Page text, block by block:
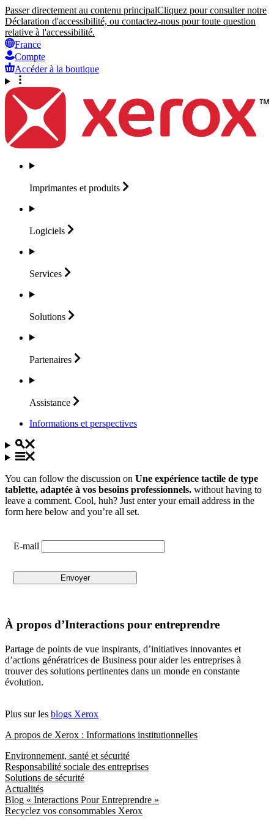
Passer directement au contenu principalCliquez pour consulter notre
Déclaration d'accessibilité, ou contactez-nous pour toute question
relative à l'accessibilité.
France
Compte
Accéder à la boutique
Imprimantes et produits
Logiciels
Services
Solutions
Partenaires
Assistance
Informations et perspectives
You can follow the discussion on Une expérience tactile de type
tablette, adaptée à vos besoins professionnels. without having to
leave a comment. Cool, huh? Just enter your email address in the
form here below and you’re all set.
E-mail
À propos d’Interactions pour entreprendre
Partage de points de vue inspirants, d’initiatives innovantes et
d’actions génératrices de Business pour aider les entreprises à
trouver des solutions pertinentes dans un monde en constante
évolution.
Plus sur les blogs Xerox
A propos de Xerox : Informations institutionnelles
Environnement, santé et sécurité
Responsabilité sociale des entreprises
Solutions de sécurité
Actualités
Blog « Interactions Pour Entreprendre »
Recyclez vos consommables Xerox